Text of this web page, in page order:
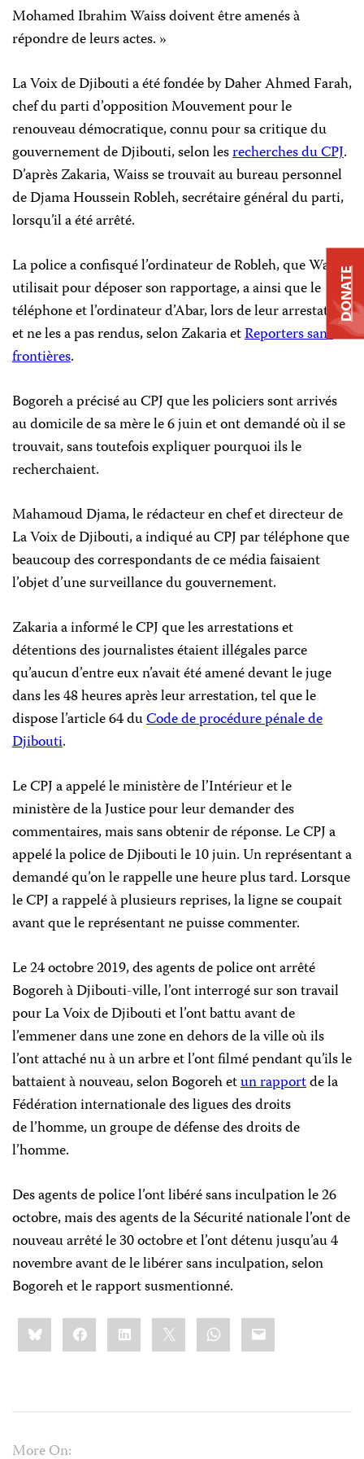
Mohamed Ibrahim Waiss doivent être amenés à
répondre de leurs actes. »
La Voix de Djibouti a été fondée by Daher Ahmed Farah,
chef du parti d’opposition Mouvement pour le
renouveau démocratique, connu pour sa critique du
gouvernement de Djibouti, selon lesrecherches du CPJ.
D’après Zakaria, Waiss se trouvait au bureau personnel
de Djama Houssein Robleh, secrétaire général du parti,
lorsqu’il a été arrêté.
La police a confisqué l’ordinateur de Robleh, que Waiss
utilisait pour déposer son rapportage, a ainsi que le
téléphone et l’ordinateur d’Abar, lors de leur arrestation,
et ne les a pas rendus, selon Zakaria etReporters sans
frontières.
Bogoreh a précisé au CPJ que les policiers sont arrivés
au domicile de sa mère le 6 juin et ont demandé où il se
trouvait, sans toutefois expliquer pourquoi ils le
recherchaient.
Mahamoud Djama, le rédacteur en chef et directeur de
La Voix de Djibouti, a indiqué au CPJ par téléphone que
beaucoup des correspondants de ce média faisaient
l’objet d’une surveillance du gouvernement.
Zakaria a informé le CPJ que les arrestations et
détentions des journalistes étaient illégales parce
qu’aucun d’entre eux n’avait été amené devant le juge
dans les 48 heures après leur arrestation, tel que le
dispose l’article 64 duCode de procédure pénale de
Djibouti.
Le CPJ a appelé le ministère de l’Intérieur et le
ministère de la Justice pour leur demander des
commentaires, mais sans obtenir de réponse. Le CPJ a
appelé la police de Djibouti le 10 juin. Un représentant a
demandé qu’on le rappelle une heure plus tard. Lorsque
le CPJ a rappelé à plusieurs reprises, la ligne se coupait
avant que le représentant ne puisse commenter.
Le 24 octobre 2019, des agents de police ont arrêté
Bogoreh à Djibouti-ville, l’ont interrogé sur son travail
pour La Voix de Djibouti et l’ont battu avant de
l’emmener dans une zone en dehors de la ville où ils
l’ont attaché nu à un arbre et l’ont filmé pendant qu’ils le
battaient à nouveau, selon Bogoreh etun rapportde la
Fédération internationale des ligues des droits
de l’homme, un groupe de défense des droits de
l’homme.
Des agents de police l’ont libéré sans inculpation le 26
octobre, mais des agents de la Sécurité nationale l’ont de
nouveau arrêté le 30 octobre et l’ont détenu jusqu’au 4
novembre avant de le libérer sans inculpation, selon
Bogoreh et le rapport susmentionné.
Share
this:BlueskyFacebookLinkedIn WhatsApp
Email
More On:
DONATE